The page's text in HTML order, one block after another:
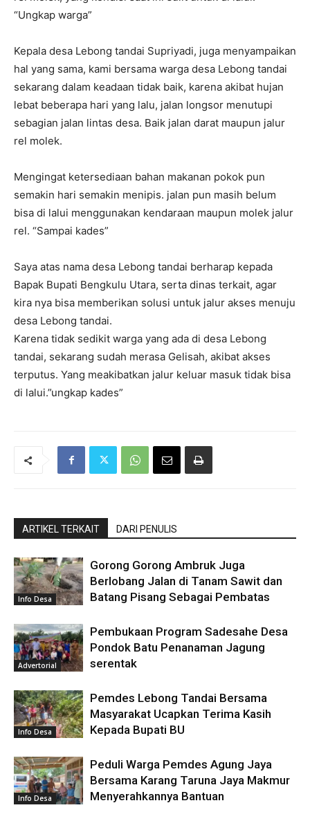
“Ungkap warga”
Kepala desa Lebong tandai Supriyadi, juga menyampaikan
hal yang sama, kami bersama warga desa Lebong tandai
sekarang dalam keadaan tidak baik, karena akibat hujan
lebat beberapa hari yang lalu, jalan longsor menutupi
sebagian jalan lintas desa. Baik jalan darat maupun jalur
rel molek.
Mengingat ketersediaan bahan makanan pokok pun
semakin hari semakin menipis. jalan pun masih belum
bisa di lalui menggunakan kendaraan maupun molek jalur
rel. “Sampai kades”
Saya atas nama desa Lebong tandai berharap kepada
Bapak Bupati Bengkulu Utara, serta dinas terkait, agar
kira nya bisa memberikan solusi untuk jalur akses menuju
desa Lebong tandai.
Karena tidak sedikit warga yang ada di desa Lebong
tandai, sekarang sudah merasa Gelisah, akibat akses
terputus. Yang meakibatkan jalur keluar masuk tidak bisa
di lalui.”ungkap kades”
ARTIKEL TERKAIT DARI PENULIS
Info Desa
Gorong Gorong Ambruk Juga
Berlobang Jalan di Tanam Sawit dan
Batang Pisang Sebagai Pembatas
Advertorial
Pembukaan Program Sadesahe Desa
Pondok Batu Penanaman Jagung
serentak
Info Desa
Pemdes Lebong Tandai Bersama
Masyarakat Ucapkan Terima Kasih
Kepada Bupati BU
Info Desa
Peduli Warga Pemdes Agung Jaya
Bersama Karang Taruna Jaya Makmur
Menyerahkannya Bantuan